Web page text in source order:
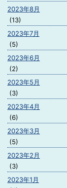
2023年8月
(13)
2023年7月
(5)
2023年6月
(2)
2023年5月
(3)
2023年4月
(6)
2023年3月
(5)
2023年2月
(3)
2023年1月